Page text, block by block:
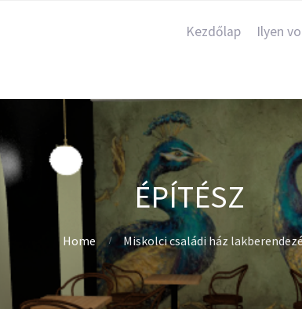
Kezdőlap Ilyen
ÉPÍTÉSZ
Home Miskolci családi ház